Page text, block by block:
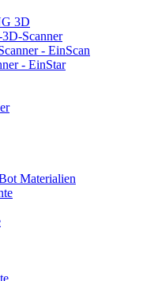
3D
Scanner
- EinScan
- EinStar
Materialien